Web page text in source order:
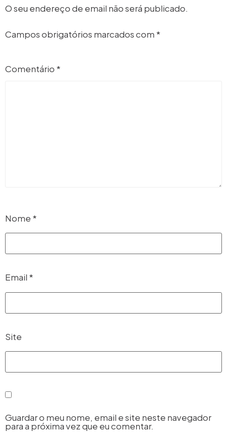
O seu endereço de email não será publicado.
Campos obrigatórios marcados com *
Comentário *
Nome *
Email *
Site
Guardar o meu nome, email e site neste navegador
para a próxima vez que eu comentar.